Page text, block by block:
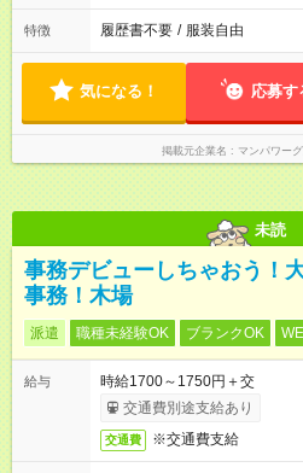
特徴 履歴書不要 / 服装自由
気になる！ 応募す
掲載元企業名 マンパワー
未読
事務デビューしちゃおう！
事務！木場
派遣 職種未経験OK ブランクOK
給与
時給1700～1750円＋交
交通費別途支給あり
交通費 ※交通費支給